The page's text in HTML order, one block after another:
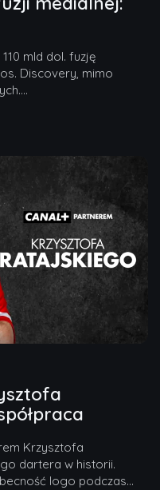
mld dol. fuzję
Discovery, mimo
Krzysztofa
dartera w historii.
logo podczas